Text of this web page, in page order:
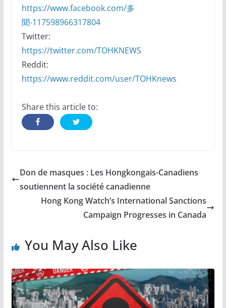
https://www.facebook.com/多
聞-117598966317804
Twitter:
https://twitter.com/TOHKNEWS
Reddit:
https://www.reddit.com/user/TOHKnews
Share this article to:
Don de masques : Les Hongkongais-Canadiens
soutiennent la société canadienne
Hong Kong Watch’s International Sanctions
Campaign Progresses in Canada
You May Also Like